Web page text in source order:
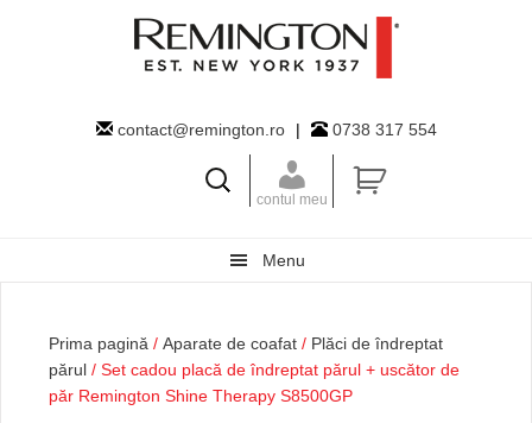
contact@remington.ro
| 0738 317 554
contul meu
Menu
Prima pagină / Aparate de coafat / Plăci de îndreptat
părul / Set cadou placă de îndreptat părul + uscător de
păr Remington Shine Therapy S8500GP